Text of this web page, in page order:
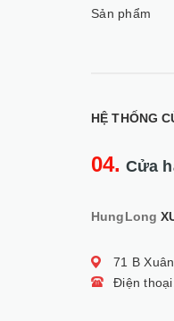
Sản phẩm
HỆ THỐNG
04. Cửa
HungLong
71 B
Điện